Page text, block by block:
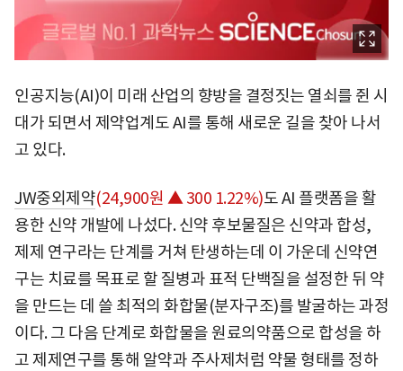
인공지능(AI)이 미래 산업의 향방을 결정짓는 열쇠를 쥔 시
대가 되면서 제약업계도 AI를 통해 새로운 길을 찾아 나서
고 있다.
JW중외제약(24,900원 ▲ 300 1.22%)도 AI 플랫폼을 활
용한 신약 개발에 나섰다. 신약 후보물질은 신약과 합성,
제제 연구라는 단계를 거쳐 탄생하는데 이 가운데 신약연
구는 치료를 목표로 할 질병과 표적 단백질을 설정한 뒤 약
을 만드는 데 쓸 최적의 화합물(분자구조)를 발굴하는 과정
이다. 그 다음 단계로 화합물을 원료의약품으로 합성을 하
고 제제연구를 통해 알약과 주사제처럼 약물 형태를 정하